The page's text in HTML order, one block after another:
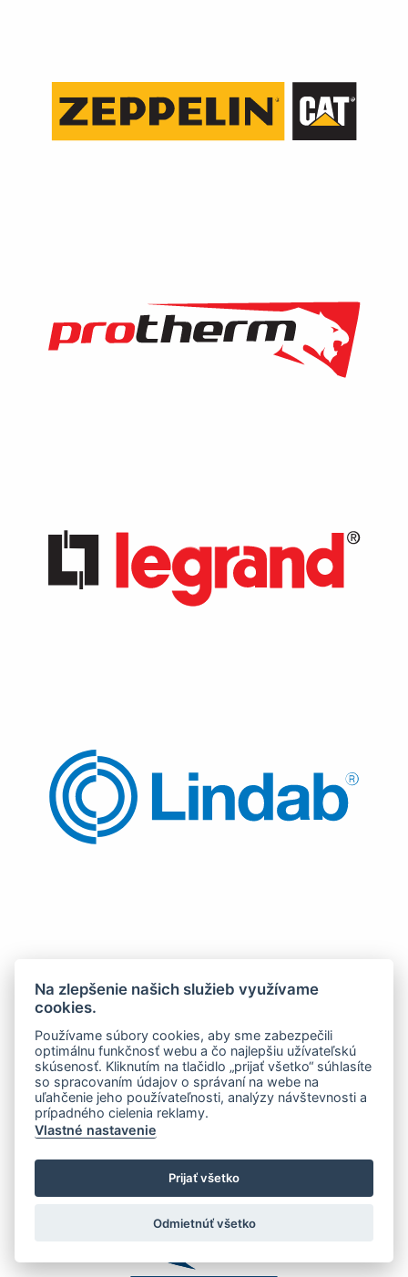
Na zlepšenie našich služieb využívame
cookies.
Používame súbory cookies, aby sme zabezpečili
optimálnu funkčnosť webu a čo najlepšiu užívateľskú
skúsenosť. Kliknutím na tlačidlo „prijať všetko“ súhlasíte
so spracovaním údajov o správaní na webe na
uľahčenie jeho používateľnosti, analýzy návštevnosti a
prípadného cielenia reklamy.
Vlastné nastavenie
Prijať všetko
Odmietnúť všetko